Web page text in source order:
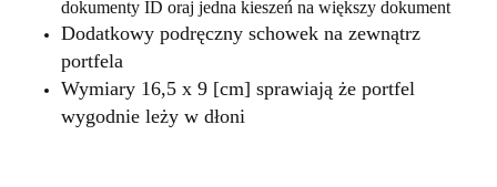
dokumenty ID oraj jedna kieszeń na większy dokument
Dodatkowy podręczny schowek na zewnątrz
portfela
Wymiary 16,5 x 9 [cm] sprawiają że portfel
wygodnie leży w dłoni